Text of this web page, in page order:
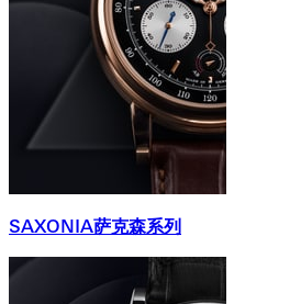
SAXONIA萨克森系列